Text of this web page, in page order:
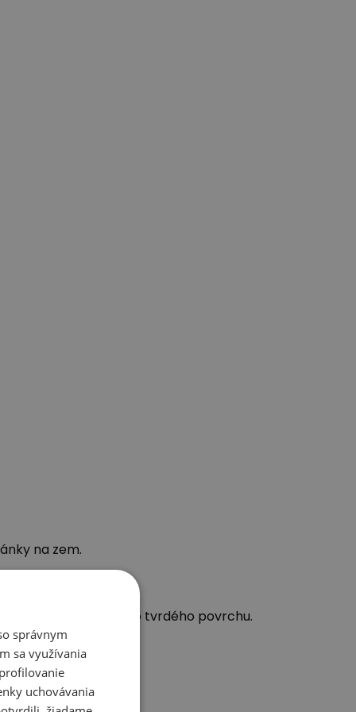
na zem.
pri nárazoch do tvrdého povrchu.
správnym
sa využívania
uchovávania